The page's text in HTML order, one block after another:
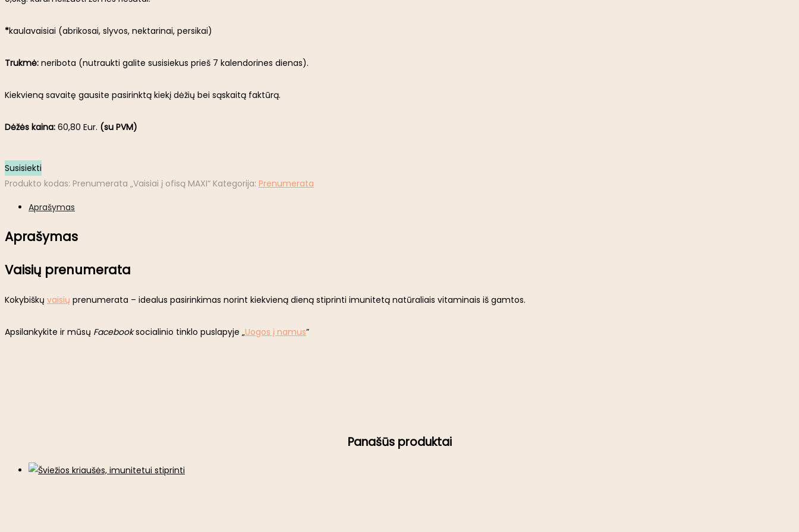
*kaulavaisiai (abrikosai, slyvos, nektarinai, persikai)
Trukmė: neribota (nutraukti galite susisiekus prieš 7 kalendorines dienas).
Kiekvieną savaitę gausite pasirinktą kiekį dėžių bei sąskaitą faktūrą.
Dėžės kaina: 60,80 Eur. (su PVM)
Susisiekti
Produkto kodas: Prenumerata „Vaisiai į ofisą MAXI“ Kategorija: Prenumerata
Aprašymas
Aprašymas
Vaisių prenumerata
Kokybiškų vaisių prenumerata – idealus pasirinkimas norint kiekvieną dieną stiprinti imunitetą natūraliais vitaminais iš gamtos.
Apsilankykite ir mūsų Facebooksocialinio tinklo puslapyje „Uogos į namus”
Panašūs produktai